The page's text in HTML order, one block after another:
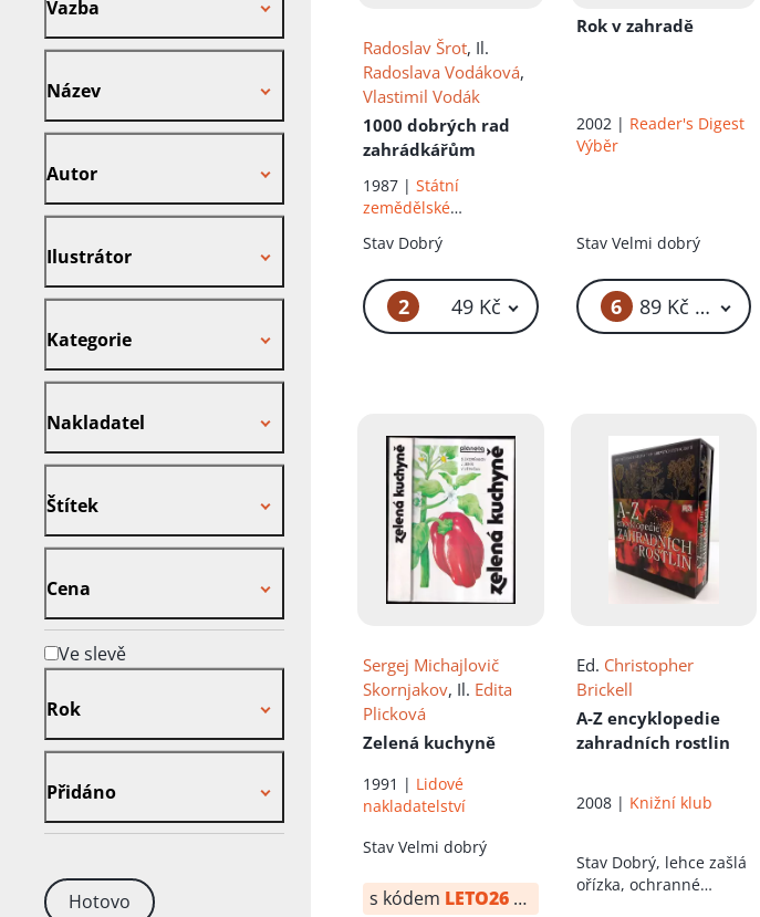
Vazba
Název
Autor
Ilustrátor
Kategorie
Nakladatel
Štítek
Cena
Ve slevě
Rok
Přidáno
Hotovo
Radoslav Šrot, Il.
Radoslava Vodáková,
Vlastimil Vodák
1000 dobrých rad
zahrádkářům
1987 |Státní
zemědělské
Stav Dobrý
2 49 Kč
Rok v zahradě
2002 | Reader's Digest
Výběr
Stav Velmi dobrý
6 89 Kč – 119 Kč
Sergej Michajlovič
Skornjakov, Il. Edita
Plicková
Zelená kuchyně
1991 | Lidové
nakladatelství
StavVelmi dobrý
s kódem LETO26 od: 34 Kč
Ed. Christopher
Brickell
A-Z encyklopedie
zahradních rostlin
2008 | Knižní klub
Stav Dobrý, lehce zašlá
ořízka, ochranné